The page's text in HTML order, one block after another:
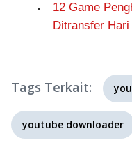
12 Game
Ditransfer Hari
Tags Terkait:
youtube downloader